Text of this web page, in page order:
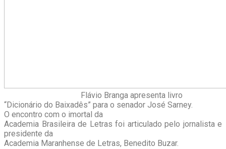
Flávio Branga apresenta livro
“Dicionário do Baixadês” para o senador José Sarney.
O encontro com o imortal da
Academia Brasileira de Letras foi articulado pelo jornalista e
presidente da
Academia Maranhense de Letras, Benedito Buzar.